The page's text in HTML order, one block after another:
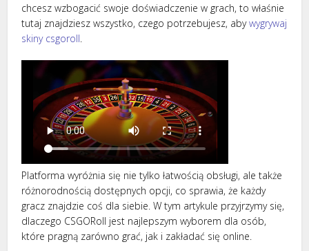
chcesz wzbogacić swoje doświadczenie w grach, to właśnie
tutaj znajdziesz wszystko, czego potrzebujesz, abywygrywaj
skiny csgoroll.
Platforma wyróżnia się nie tylko łatwością obsługi, ale także
różnorodnością dostępnych opcji, co sprawia, że każdy
gracz znajdzie coś dla siebie. W tym artykule przyjrzymy się,
dlaczego CSGORoll jest najlepszym wyborem dla osób,
które pragną zarówno grać, jak i zakładać się online.